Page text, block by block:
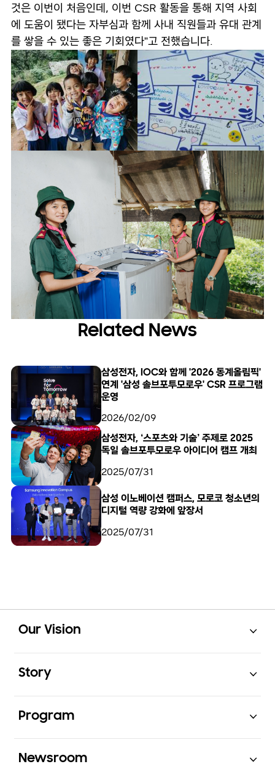
것은 이번이 처음인데, 이번 CSR 활동을 통해 지역 사회
에 도움이 됐다는 자부심과 함께 사내 직원들과 유대 관계
를 쌓을 수 있는 좋은 기회였다”고 전했습니다.
Related News
삼성전자, IOC와 함께 '2026 동계올림픽'
연계 '삼성 솔브포투모로우' CSR 프로그램
운영
2026/02/09
삼성전자, ‘스포츠와 기술’ 주제로 2025
독일 솔브포투모로우 아이디어 캠프 개최
2025/07/31
삼성 이노베이션 캠퍼스, 모로코 청소년의
디지털 역량 강화에 앞장서
2025/07/31
Our Vision
Story
Program
Newsroom